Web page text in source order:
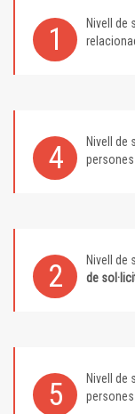
1 Nivell de
4 Nivell de
2 Nivell de
de
5 Nivell de